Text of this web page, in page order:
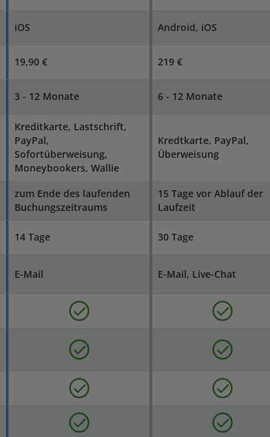
iOS Android, iOS
19,90 € 219 €
3 - 12 Monate 6 - 12 Monate
Kreditkarte, Lastschrift,
PayPal,
Sofortüberweisung,
Moneybookers, Wallie
Kredtkarte, PayPal,
Überweisung
zum Ende des laufenden
Buchungszeitraums
15 Tage vor Ablauf der
Laufzeit
14 Tage 30 Tage
E-Mail E-Mail, Live-Chat